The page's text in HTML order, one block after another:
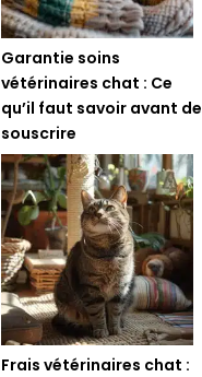
Garantie soins
vétérinaires chat : Ce
qu’il faut savoir avant de
souscrire
Frais vétérinaires chat :